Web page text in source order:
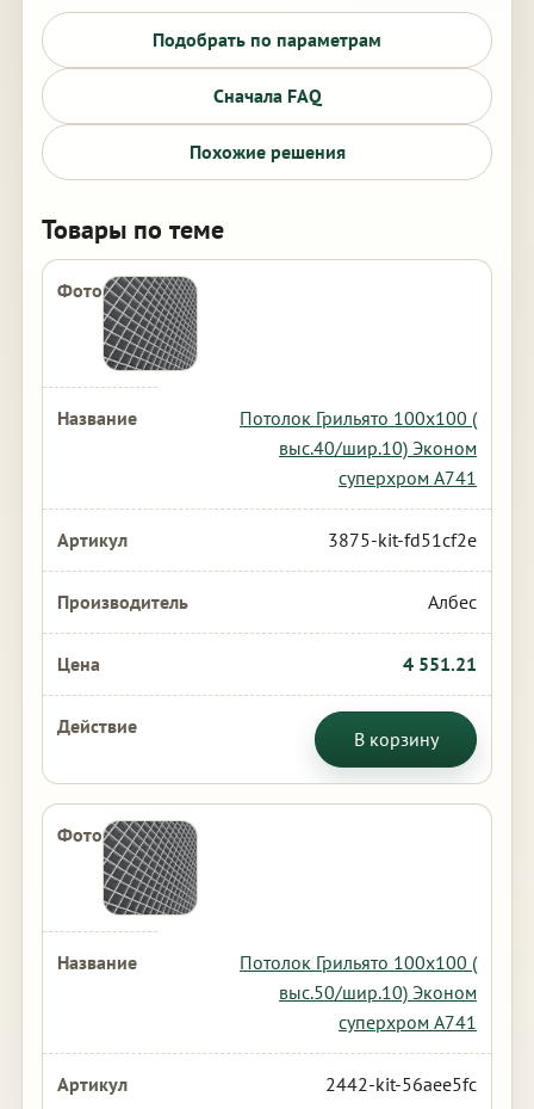
Подобрать по параметрам
Сначала FAQ
Похожие решения
Товары по теме
Потолок Грильято 100х100 (
выс.40/шир.10) Эконом
суперхром А741
3875-kit-fd51cf2e
Албес
4 551.21
В корзину
Потолок Грильято 100х100 (
выс.50/шир.10) Эконом
суперхром А741
2442-kit-56aee5fc